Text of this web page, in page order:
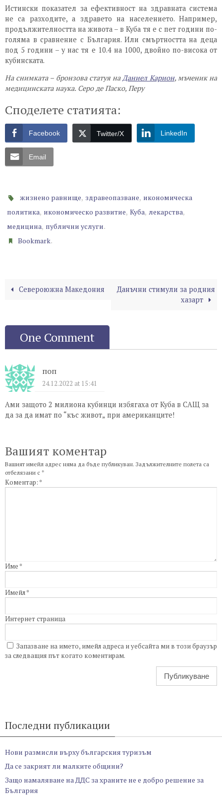
Истински показател за ефективност на здравната система
не са разходите, а здравето на населението. Например,
продължителността на живота – в Куба тя е с пет години по-
голяма в сравнение с България. Или смъртността на деца
под 5 години – у нас тя е 10.4 на 1000, двойно по-висока от
кубинската.
На снимката – бронзова статуя наДаниел Карион, мъченик на
медицинската наука. Серо де Паско, Перу
Споделете статията:
Facebook Twitter/X LinkedIn
Email
жизнено равнище, здравеопазване, икономическа
политика, икономическо развитие, Куба, лекарства,
медицина, публични услуги.
Bookmark.
Североюжна Македония
Данъчни стимули за родния
хазарт
One Comment
поп
24.12.2022 at 15:41
Ами защото 2 милиона кубинци избягаха от Куба в САЩ за
да за да имат по “къс живот„ при американците!
Вашият коментар
Вашият имейл адрес няма да бъде публикуван. Задължителните полета са
отбелязани с *
Коментар: *
Име *
Имейл*
Интернет страница
Запазване на името, имейл адреса и уебсайта ми в този браузър
за следващия път когато коментирам.
Последни публикации
Нови размисли върху българския туризъм
Да се закрият ли малките общини?
Защо намаляване на ДДС за храните не е добро решение за
България